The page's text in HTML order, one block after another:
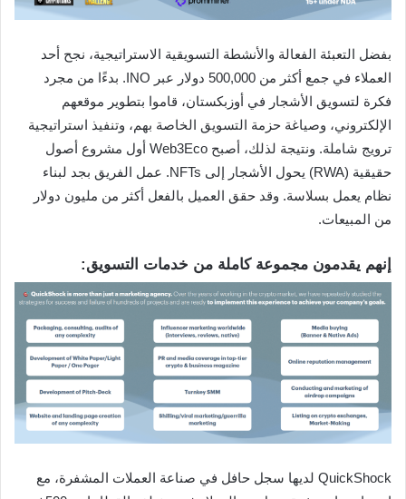
بفضل التعبئة الفعالة والأنشطة التسويقية الاستراتيجية، نجح أحد
العملاء في جمع أكثر من 500,000 دولار عبر INO. بدءًا من مجرد
فكرة لتسويق الأشجار في أوزبكستان، قاموا بتطوير موقعهم
الإلكتروني، وصياغة حزمة التسويق الخاصة بهم، وتنفيذ استراتيجية
ترويج شاملة. ونتيجة لذلك، أصبح Web3Eco أول مشروع أصول
حقيقية (RWA) يحول الأشجار إلى NFTs. عمل الفريق بجد لبناء
نظام يعمل بسلاسة. وقد حقق العميل بالفعل أكثر من مليون دولار
من المبيعات.
إنهم يقدمون مجموعة كاملة من خدمات التسويق:
QuickShock لديها سجل حافل في صناعة العملات المشفرة، مع